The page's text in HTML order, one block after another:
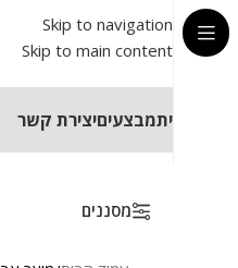
Skip to navigation
Skip to main content
ביתמבצעיםיצירת קשר
מסננים